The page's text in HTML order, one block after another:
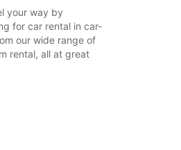
your way by
for car rental in car-
our wide range of
rental, all at great